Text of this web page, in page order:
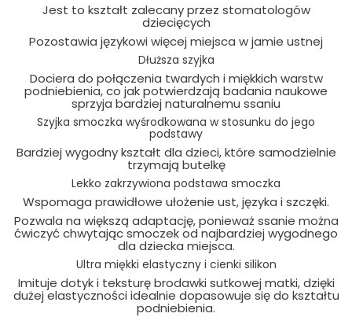
Jest to kształt zalecany przez stomatologów
dziecięcych
Pozostawia językowi więcej miejsca w jamie ustnej
Dłuższa szyjka
Dociera do połączenia twardych i miękkich warstw
podniebienia, co jak potwierdzają badania naukowe
sprzyja bardziej naturalnemu ssaniu
Szyjka smoczka wyśrodkowana w stosunku do jego
podstawy
Bardziej wygodny kształt dla dzieci, które samodzielnie
trzymają butelkę
Lekko zakrzywiona podstawa smoczka
Wspomaga prawidłowe ułożenie ust, języka i szczęki.
Pozwala na większą adaptację, ponieważ ssanie można
ćwiczyć chwytając smoczek od najbardziej wygodnego
dla dziecka miejsca.
Ultra miękki elastyczny i cienki silikon
Imituje dotyk i teksturę brodawki sutkowej matki, dzięki
dużej elastyczności idealnie dopasowuje się do kształtu
podniebienia.